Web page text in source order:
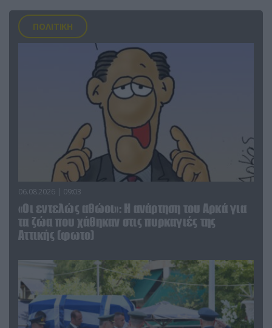
ΠΟΛΙΤΙΚΗ
06.08.2026 | 09:03
«Οι εντελώς αθώοι»: Η ανάρτηση του Αρκά για
τα ζώα που χάθηκαν στις πυρκαγιές της
Αττικής (φωτο)